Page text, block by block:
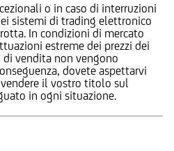
o in caso di interruzioni
sistemi di trading elettronico
In condizioni di mercato
estreme dei prezzi dei
vendita non vengono
dovete aspettarvi
il vostro titolo sul
in ogni situazione.